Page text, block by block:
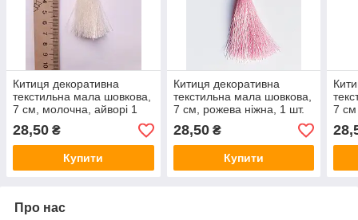
Китиця декоративна
текстильна мала шовкова,
7 см, молочна, айворі 1
шт.
28,50 ₴
Купити
Китиця декоративна
текстильна мала шовкова,
7 см, рожева ніжна, 1 шт.
28,50₴
Купити
7 см
Про нас